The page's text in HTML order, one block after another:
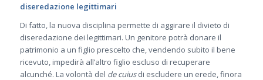
diseredazione legittimari
Di fatto, la nuova disciplina permette di aggirare il divieto di
diseredazione dei legittimari. Un genitore potrà donare il
patrimonio a un figlio prescelto che, vendendo subito il bene
ricevuto, impedirà all’altro figlio escluso di recuperare
alcunché. La volontà del de cuiusdi escludere un erede, finora